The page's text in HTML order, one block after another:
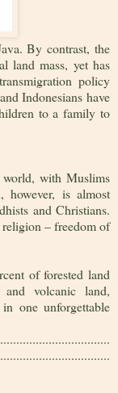
By contrast, the
land mass, yet has
policy
Indonesians have
to a family to
with Muslims
is almost
and Christians.
– freedom of
of forested land
volcanic land,
one unforgettable